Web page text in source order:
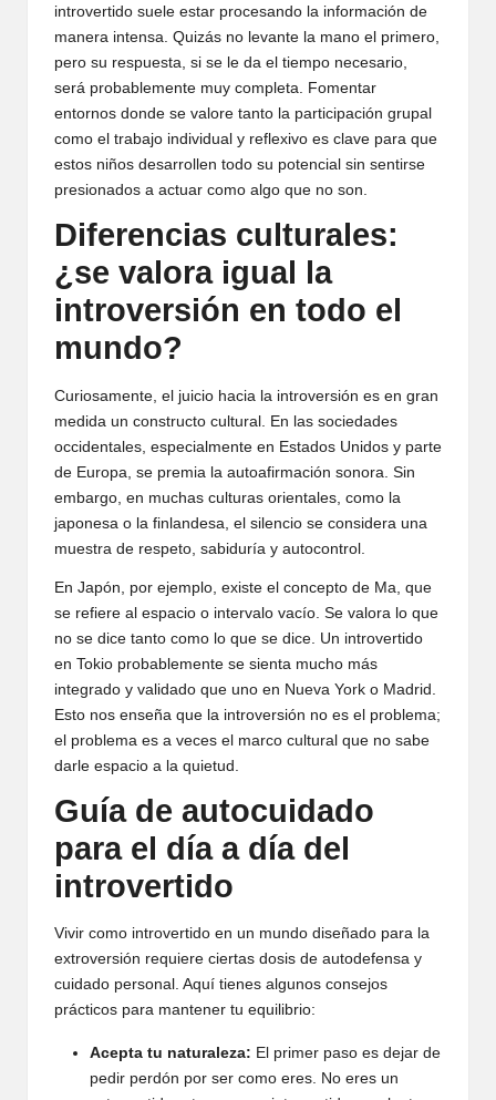
introvertido suele estar procesando la información de
manera intensa. Quizás no levante la mano el primero,
pero su respuesta, si se le da el tiempo necesario,
será probablemente muy completa. Fomentar
entornos donde se valore tanto la participación grupal
como el trabajo individual y reflexivo es clave para que
estos niños desarrollen todo su potencial sin sentirse
presionados a actuar como algo que no son.
Diferencias culturales:
¿se valora igual la
introversión en todo el
mundo?
Curiosamente, el juicio hacia la introversión es en gran
medida un constructo cultural. En las sociedades
occidentales, especialmente en Estados Unidos y parte
de Europa, se premia la autoafirmación sonora. Sin
embargo, en muchas culturas orientales, como la
japonesa o la finlandesa, el silencio se considera una
muestra de respeto, sabiduría y autocontrol.
En Japón, por ejemplo, existe el concepto de Ma, que
se refiere al espacio o intervalo vacío. Se valora lo que
no se dice tanto como lo que se dice. Un introvertido
en Tokio probablemente se sienta mucho más
integrado y validado que uno en Nueva York o Madrid.
Esto nos enseña que la introversión no es el problema;
el problema es a veces el marco cultural que no sabe
darle espacio a la quietud.
Guía de autocuidado
para el día a día del
introvertido
Vivir como introvertido en un mundo diseñado para la
extroversión requiere ciertas dosis de autodefensa y
cuidado personal. Aquí tienes algunos consejos
prácticos para mantener tu equilibrio:
Acepta tu naturaleza: El primer paso es dejar de
pedir perdón por ser como eres. No eres un